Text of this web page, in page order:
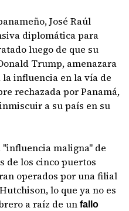
José Raúl
diplomática para
luego de que su
Trump, amenazara
influencia en la vía de
rechazada por Panamá,
a su país en su
maligna" de
de los cinco puertos
operados por una filial
lo que ya no es
a raíz de unfallo